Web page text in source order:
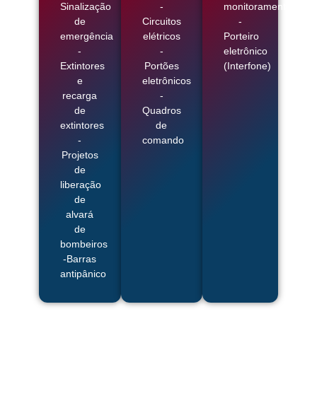
Sinalização
de
emergência
-
Extintores
e
recarga
de
extintores
-
Projetos
de
liberação
de
alvará
de
bombeiros
-Barras
antipânico
-
Circuitos
elétricos
-
Portões
eletrônicos
-
Quadros
de
comando
monitoramento)
-
Porteiro
eletrônico
(Interfone)